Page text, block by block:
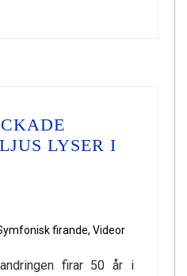
LYSER I
firande, Videor
firar 50 år i